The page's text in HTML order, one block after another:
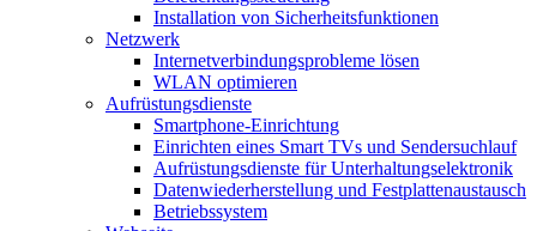
Installation von Sicherheitsfunktionen
Netzwerk
Internetverbindungsprobleme lösen
WLAN optimieren
Aufrüstungsdienste
Smartphone-Einrichtung
Einrichten eines Smart TVs und Sendersuchlauf
Aufrüstungsdienste für Unterhaltungselektronik
Datenwiederherstellung und Festplattenaustausch
Betriebssystem